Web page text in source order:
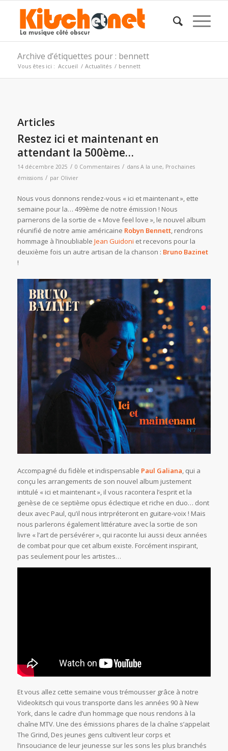
Archive d’étiquettes pour : bennett
Vous êtes ici : Accueil / Actualités / bennett
Articles
Restez ici et maintenant en
attendant la 500ème…
14 décembre 2025 / 0 Commentaires / dans A la une, Prochaines
émissions / par Olivier
Nous vous donnons rendez-vous « ici et maintenant », ette
semaine pour la… 499ème de notre émission ! Nous
parnerons de la sortie de « Move feel love », le nouvel album
réunifié de notre amie américaine Robyn Bennett, rendrons
hommage à l’inoubliable Jean Guidoni et recevons pour la
deuxième fois un autre artisan de la chanson : Bruno Bazinet
!
Accompagné du fidèle et indispensable Paul Galiana, qui a
conçu les arrangements de son nouvel album justement
intitulé « ici et maintenant », il vous racontera l’esprit et la
genèse de ce septième opus éclectique et riche en duo… dont
deux avec Paul, qu’il nous intrpréteront en guitare-voix ! Mais
nous parlerons également littérature avec la sortie de son
livre « l’art de persévérer », qui raconte lui aussi deux années
de combat pour que cet album existe. Forcément inspirant,
pas seulement pour les artistes…
Et vous allez cette semaine vous trémousser grâce à notre
Videokitsch qui vous transporte dans les années 90 à New
York, dans le cadre d’un hommage que nous rendons à la
chaîne MTV. Une des émissions phares de la chaîne s’appelait
The Grind, Des jeunes gens cultivent leur corps et
l’insouciance de leur jeunesse sur les sons les plus branchés